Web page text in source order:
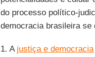
do processo político-
democracia brasileira se
1. A justiça e democracia